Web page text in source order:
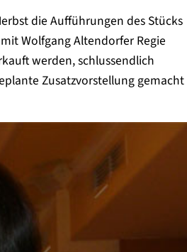
die Aufführungen des Stücks
mit Wolfgang Altendorfer Regie
werden, schlussendlich
Zusatzvorstellung gemacht